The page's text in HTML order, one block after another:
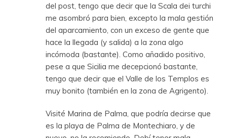
del post, tengo que decir que la Scala dei turchi
me asombró para bien, excepto la mala gestión
del aparcamiento, con un exceso de gente que
hace la llegada (y salida) a la zona algo
incómoda (bastante). Como añadido positivo,
pese a que Sicilia me decepcionó bastante,
tengo que decir que el Valle de los Templos es
muy bonito (también en la zona de Agrigento).
Visité Marina de Palma, que podría decirse que
es la playa de Palma de Montechiaro, y de